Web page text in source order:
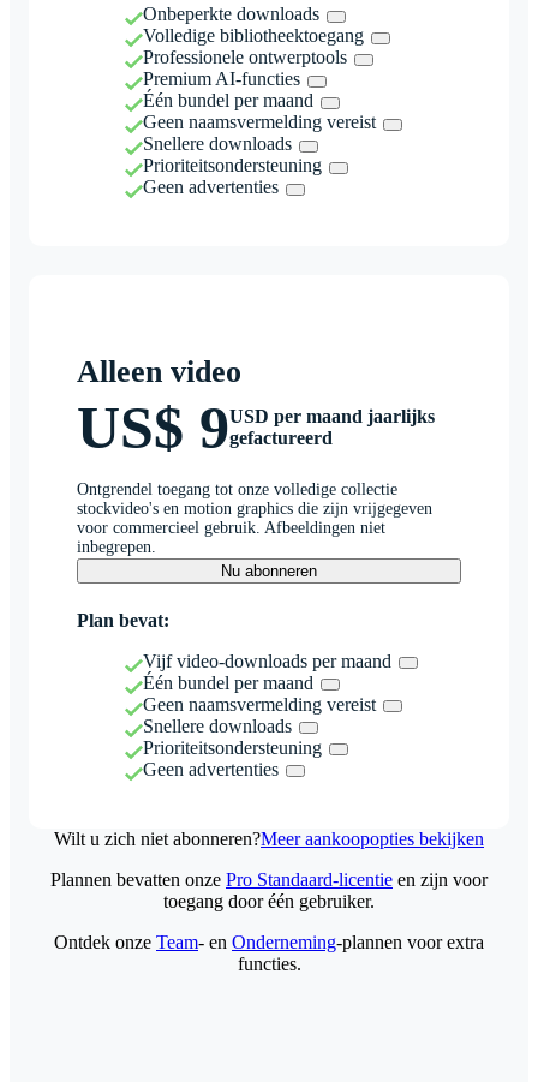
Onbeperkte downloads
Volledige bibliotheektoegang
Professionele ontwerptools
Premium AI-functies
Één bundel per maand
Geen naamsvermelding vereist
Snellere downloads
Prioriteitsondersteuning
Geen advertenties
Alleen video
US$ 9USD per maand jaarlijks
gefactureerd
Ontgrendel toegang tot onze volledige collectie
stockvideo's en motion graphics die zijn vrijgegeven
voor commercieel gebruik. Afbeeldingen niet
inbegrepen.
Nu abonneren
Plan bevat:
Vijf video-downloads per maand
Één bundel per maand
Geen naamsvermelding vereist
Snellere downloads
Prioriteitsondersteuning
Geen advertenties
Wilt u zich niet abonneren?Meer aankoopopties bekijken
Plannen bevatten onze Pro Standaard-licentie en zijn voor
toegang door één gebruiker.
Ontdek onze Team- en Onderneming-plannen voor extra
functies.